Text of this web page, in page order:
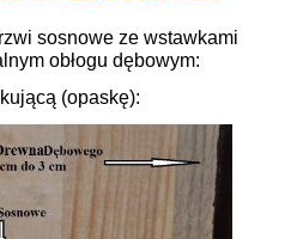
sosnowe ze wstawkami
obłogu dębowym:
(opaskę):